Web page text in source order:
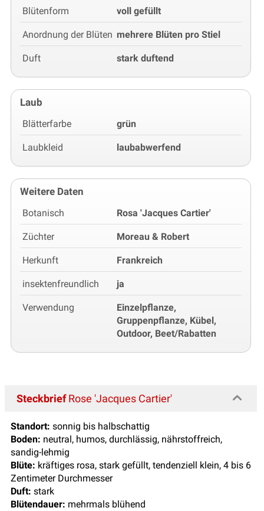
Blütenform voll gefüllt
Anordnung der Blüten mehrere Blüten pro Stiel
Duft stark duftend
Laub
Blätterfarbe grün
Laubkleid laubabwerfend
Weitere Daten
Botanisch Rosa 'Jacques Cartier'
Züchter Moreau & Robert
Herkunft Frankreich
insektenfreundlich ja
Verwendung
Einzelpflanze,
Gruppenpflanze, Kübel,
Outdoor, Beet/Rabatten
SteckbriefRose 'Jacques Cartier'
Standort: sonnig bis halbschattig
Boden: neutral, humos, durchlässig, nährstoffreich,
sandig-lehmig
Blüte: kräftiges rosa, stark gefüllt, tendenziell klein, 4 bis 6
Zentimeter Durchmesser
Duft: stark
Blütendauer: mehrmals blühend